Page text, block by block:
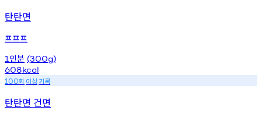
탄탄면
프프프
1 인분 (300g)
608kcal
100회 이상기록
탄탄면 건면